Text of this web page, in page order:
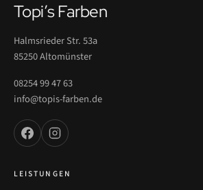
Topi’s Farben
Halmsrieder Str. 53a
85250 Altomünster
08254 99 47 63
info@topis-farben.de
LEISTUNGEN